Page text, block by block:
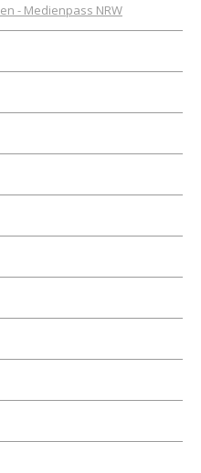
- Medienpass NRW